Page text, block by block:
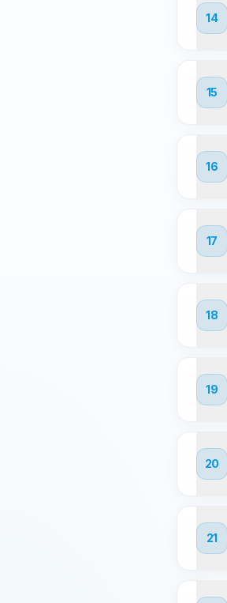
14
15
16
17
18
19
20
21